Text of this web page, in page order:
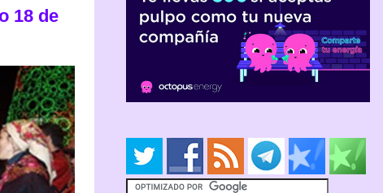
18 de